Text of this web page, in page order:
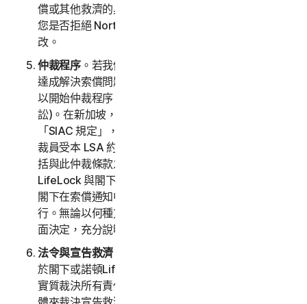
償或其他救濟的具體金額 (以下稱「
您是否拒絕 NortonLifeLock 對本條款的任何後續修
改。
仲裁程序。若我們在收到索償通知後三十 (30) 日內未
達成解決索償問題的協議，則您或 NortonLifeLock 可
以開始仲裁程序 (或選擇在小額索償法庭提出索償訴
訟)。在新加坡，仲裁將遵照新加坡國際仲裁中心規定
「SIAC 規定」，並將由新加坡國際仲裁中心管理。仲
裁員受本 LSA 約束。所有問題均交由仲裁員裁決，包
括與此仲裁條款之範圍和執行相關的問題。除非諾頓
LifeLock 與閣下另有約定，否則任何仲裁聽證會將於
閣下在索償通知中提供郵寄地址所在的國家/地區舉
行。無論以何種方式進行仲裁，仲裁員須給出合理的書
面決定，充分說明裁決所依據的必要調查結果和結論。
法令與宣告救濟。除上述第 2(b) 條所提供，仲裁員對
於閣下或諾頓LifeLock 的任何索償主張，應以其案情
實質裁決所有責任情事，且得僅以有利於尋求救濟之個